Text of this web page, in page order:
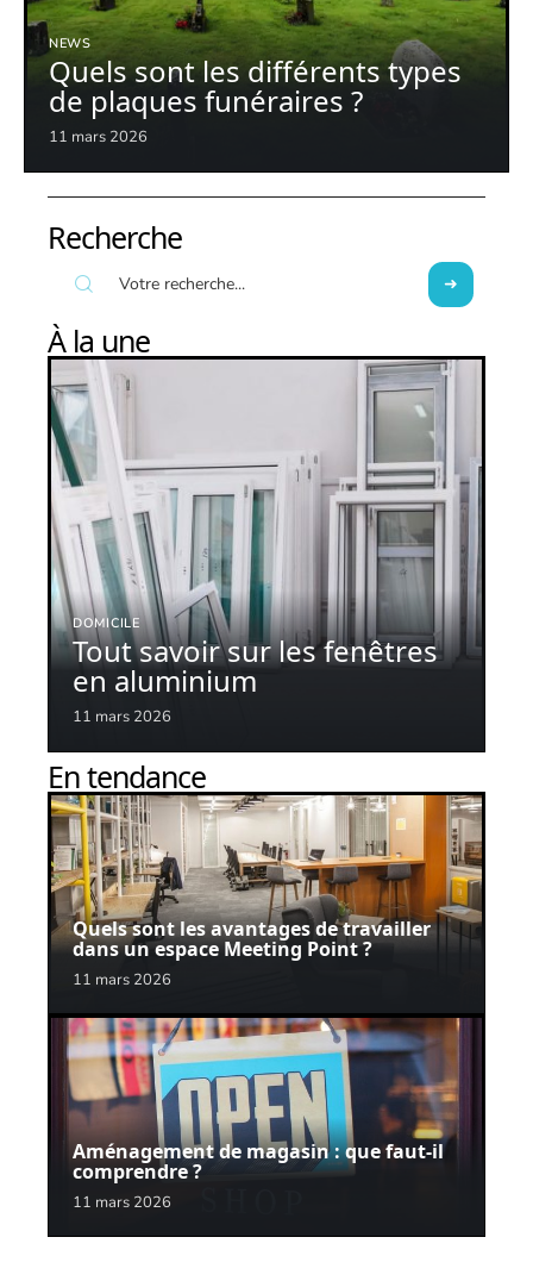
NEWS
Quels sont les différents types
de plaques funéraires ?
11 mars 2026
Recherche
À la une
DOMICILE
Tout savoir sur les fenêtres
en aluminium
11 mars 2026
En tendance
Quels sont les avantages de travailler
dans un espace Meeting Point ?
11 mars 2026
Aménagement de magasin : que faut-il
comprendre ?
11 mars 2026